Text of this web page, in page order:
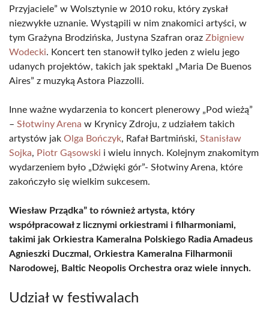
Przyjaciele” w Wolsztynie w 2010 roku, który zyskał
niezwykłe uznanie. Wystąpili w nim znakomici artyści, w
tym Grażyna Brodzińska, Justyna Szafran oraz Zbigniew
Wodecki. Koncert ten stanowił tylko jeden z wielu jego
udanych projektów, takich jak spektakl „Maria De Buenos
Aires” z muzyką Astora Piazzolli.
Inne ważne wydarzenia to koncert plenerowy „Pod wieżą”
– Słotwiny Arena w Krynicy Zdroju, z udziałem takich
artystów jak Olga Bończyk, Rafał Bartmiński, Stanisław
Sojka, Piotr Gąsowski i wielu innych. Kolejnym znakomitym
wydarzeniem było „Dźwięki gór”- Słotwiny Arena, które
zakończyło się wielkim sukcesem.
Wiesław Prządka” to również artysta, który
współpracował z licznymi orkiestrami i filharmoniami,
takimi jak Orkiestra Kameralna Polskiego Radia Amadeus
Agnieszki Duczmal, Orkiestra Kameralna Filharmonii
Narodowej, Baltic Neopolis Orchestra oraz wiele innych.
Udział w festiwalach